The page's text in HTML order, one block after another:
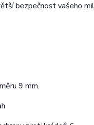
bezpečnost vašeho
9 mm.